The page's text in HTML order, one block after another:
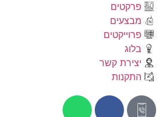
פרקטים
מבצעים
פרוייקטים
בלוג
יצירת קשר
התקנות